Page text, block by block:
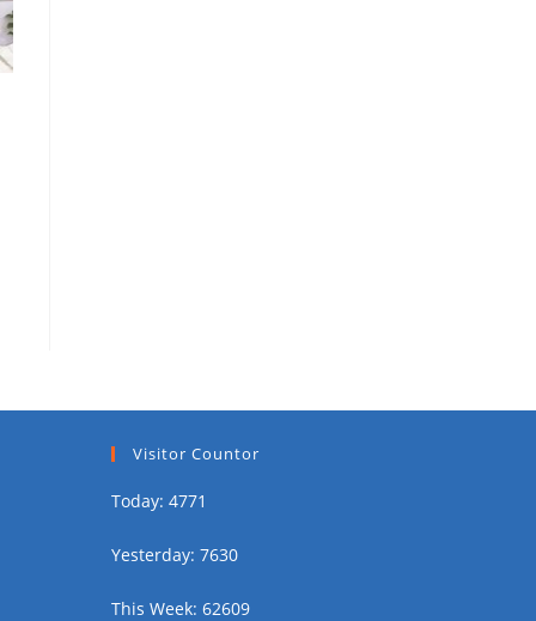
Visitor Countor
Today: 4771
Yesterday: 7630
This Week: 62609